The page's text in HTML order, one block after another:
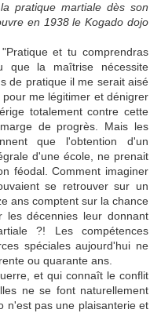
pratique martiale dès son
en 1938 le Kogado dojo
et tu comprendras
que la maîtrise nécessite
de pratique il me serait aisé
me légitimer et dénigrer
totalement contre cette
de progrès. Mais les
que l'obtention d'un
d'une école, ne prenait
féodal. Comment imaginer
se retrouver sur un
ans comptent sur la chance
les décennies leur donnant
?! Les compétences
spéciales aujourd'hui ne
ou quarante ans.
et qui connaît le conflit
ne se font naturellement
n'est pas une plaisanterie et